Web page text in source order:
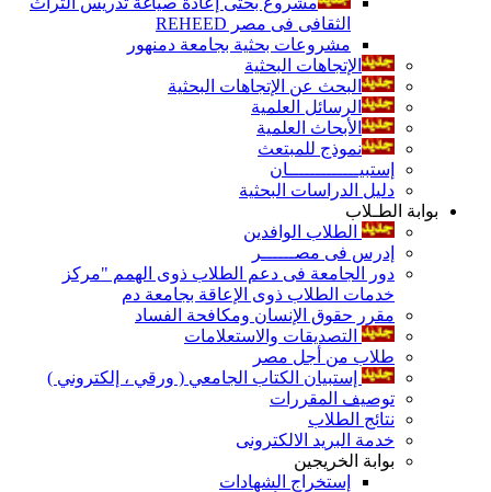
الثقافى فى مصر REHEED
مشروعات بحثية بجامعة دمنهور
الإتجاهات البحثية
البحث عن الإتجاهات البحثية
الرسائل العلمية
الأبحاث العلمية
نموذج للمبتعث
إستبيـــــــــــــان
دليل الدراسات البحثية
بوابة الطـلاب
الطلاب الوافدين
إدرس فى مصــــــر
دور الجامعة فى دعم الطلاب ذوى الهمم "مركز
خدمات الطلاب ذوى الإعاقة بجامعة دم
مقرر حقوق الإنسان ومكافحة الفساد
التصديقات والاستعلامات
طلاب من أجل مصر
إستبيان الكتاب الجامعي ( ورقي ، إلكتروني )
توصيف المقررات
نتائج الطلاب
خدمة البريد الالكترونى
بوابة الخريجين
إستخراج الشهادات